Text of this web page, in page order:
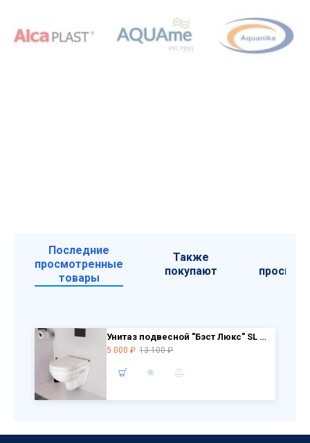
Последние
просмотренные
товары
Также
покупают
Унитаз подвесной "Бэст Люкс" SL DM белый (сиденье дюропласт с микролифтом) BSTSLWH0104 РАСПРОДАЖА витринный экземпляр
5 000 ₽ 13 100 ₽